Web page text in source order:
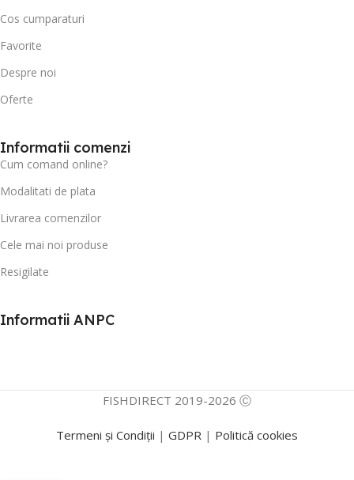
Cos cumparaturi
Favorite
Despre noi
Oferte
Informatii comenzi
Cum comand online?
Modalitati de plata
Livrarea comenzilor
Cele mai noi produse
Resigilate
Informatii ANPC
FISHDIRECT 2019-2026 Ⓒ
Termeni și Condiții | GDPR | Politică cookies